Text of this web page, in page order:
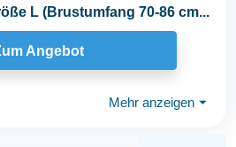
L (Brustumfang 70-86 cm...
Angebot
Mehr anzeigen ⏷